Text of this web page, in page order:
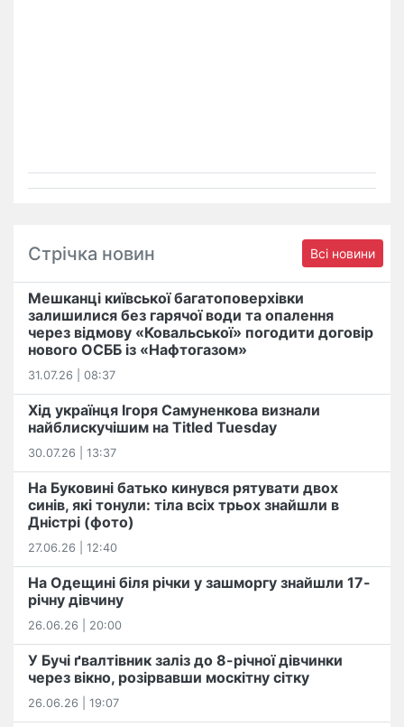
Стрічка новин Всі новини
Мешканці київської багатоповерхівки
залишилися без гарячої води та опалення
через відмову «Ковальської» погодити договір
нового ОСББ із «Нафтогазом»
31.07.26 | 08:37
Хід українця Ігоря Самуненкова визнали
найблискучішим на Titled Tuesday
30.07.26 | 13:37
На Буковині батько кинувся рятувати двох
синів, які тонули: тіла всіх трьох знайшли в
Дністрі (фото)
27.06.26 | 12:40
На Одещині біля річки у зашморгу знайшли 17-
річну дівчину
26.06.26 | 20:00
У Бучі ґвалтівник заліз до 8-річної дівчинки
через вікно, розірвавши москітну сітку
26.06.26 | 19:07